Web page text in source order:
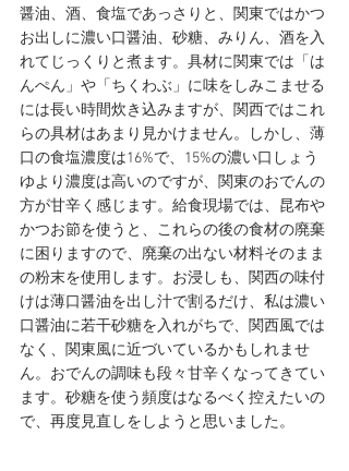
醤油、酒、食塩であっさりと、関東ではかつ
お出しに濃い口醤油、砂糖、みりん、酒を入
れてじっくりと煮ます。具材に関東では「は
んぺん」や「ちくわぶ」に味をしみこませる
には長い時間炊き込みますが、関西ではこれ
らの具材はあまり見かけません。しかし、薄
口の食塩濃度は16%で、15%の濃い口しょう
ゆより濃度は高いのですが、関東のおでんの
方が甘辛く感じます。給食現場では、昆布や
かつお節を使うと、これらの後の食材の廃棄
に困りますので、廃棄の出ない材料そのまま
の粉末を使用します。お浸しも、関西の味付
けは薄口醤油を出し汁で割るだけ、私は濃い
口醤油に若干砂糖を入れがちで、関西風では
なく、関東風に近づいているかもしれませ
ん。おでんの調味も段々甘辛くなってきてい
ます。砂糖を使う頻度はなるべく控えたいの
で、再度見直しをしようと思いました。